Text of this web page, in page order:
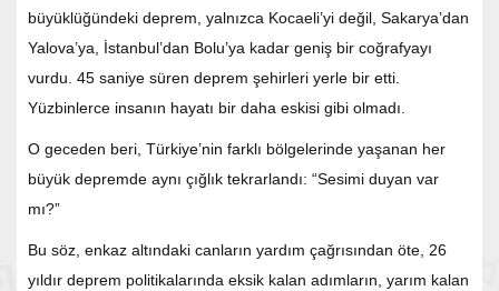
büyüklüğündeki deprem, yalnızca Kocaeli’yi değil, Sakarya’dan
Yalova’ya, İstanbul’dan Bolu’ya kadar geniş bir coğrafyayı
vurdu. 45 saniye süren deprem şehirleri yerle bir etti.
Yüzbinlerce insanın hayatı bir daha eskisi gibi olmadı.
O geceden beri, Türkiye’nin farklı bölgelerinde yaşanan her
büyük depremde aynı çığlık tekrarlandı: “Sesimi duyan var
mı?”
Bu söz, enkaz altındaki canların yardım çağrısından öte, 26
yıldır deprem politikalarında eksik kalan adımların, yarım kalan